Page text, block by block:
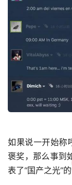
如果说一开始称
褒奖，那么事到
表了“国产之光”